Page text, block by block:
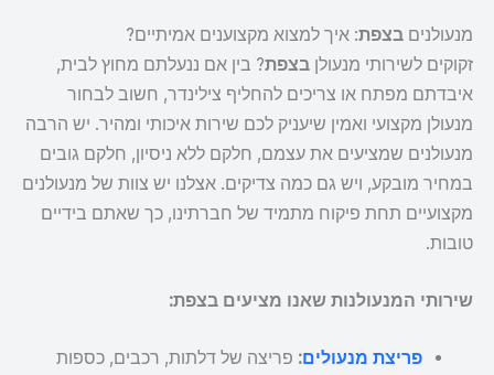
מנעולנים בצפת: איך למצוא מקצוענים אמיתיים?
זקוקים לשירותי מנעולן בצפת? בין אם ננעלתם מחוץ לבית,
איבדתם מפתח או צריכים להחליף צילינדר, חשוב לבחור
מנעולן מקצועי ואמין שיעניק לכם שירות איכותי ומהיר. יש הרבה
מנעולנים שמציעים את עצמם, חלקם ללא ניסיון, חלקם גובים
במחיר מובקע, ויש גם כמה צדיקים. אצלנו יש צוות של מנעולנים
מקצועיים תחת פיקוח מתמיד של חברתינו, כך שאתם בידיים
טובות.
שירותי המנעולנות שאנו מציעים בצפת:
פריצת מנעולים: פריצה של דלתות, רכבים, כספות